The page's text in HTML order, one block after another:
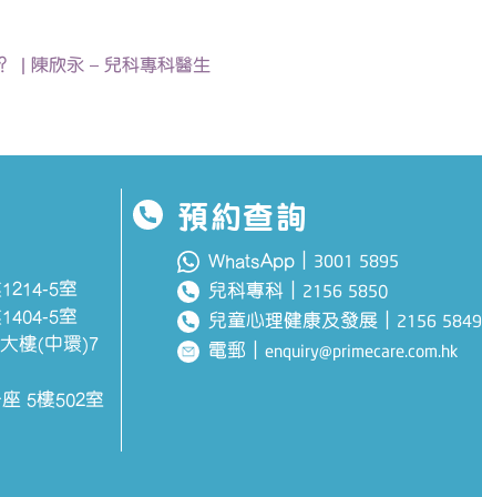
| 陳欣永 – 兒科專科醫生
5室
5室
樓(中環)7
5樓502室
預約查詢
WhatsApp｜ 3001 5895
兒科專科 2156 5850
兒童心理健康及發展
2156 5849
電郵 ｜enquiry@primecare.com.hk